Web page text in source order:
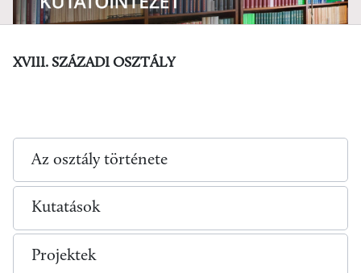
XVIII. SZÁZADI OSZTÁLY
Az osztály története
Kutatások
Projektek